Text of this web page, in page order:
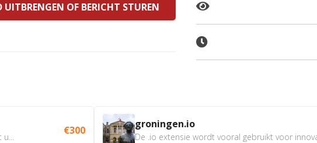
UITBRENGEN OF BERICHT STUREN
€300 groningen.io
De .io extensie wordt vooral gebruikt voor